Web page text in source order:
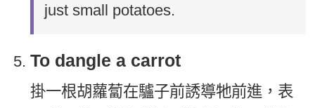
just small potatoes.
To dangle a carrot
掛一根胡蘿蔔在驢子前誘導牠前進，表